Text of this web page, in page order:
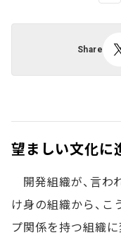
Share
望ましい文化に
開発組織が、言わ
け身の組織から、
プ関係を持つ組織